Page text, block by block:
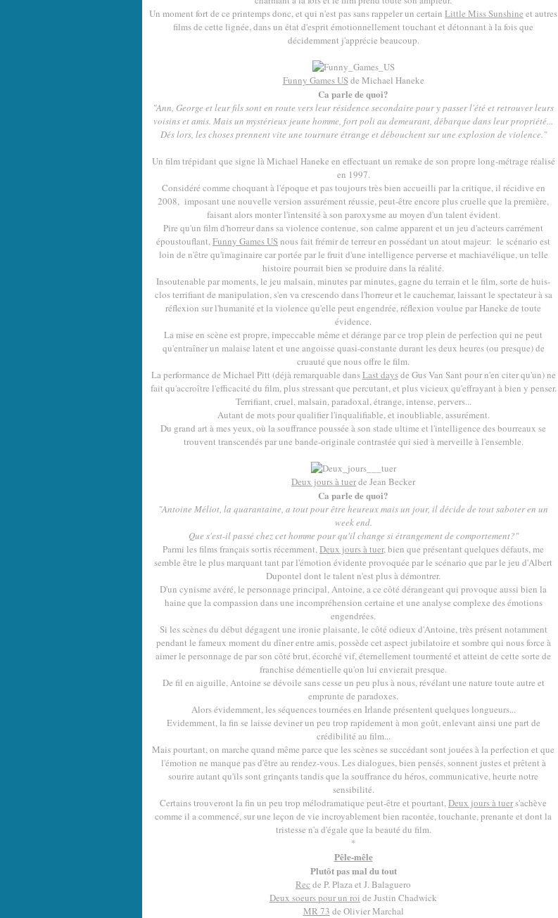
Un moment fort de ce printemps donc, et qui n'est pas sans rappeler un certain Little Miss Sunshine et autres
films de cette lignée, dans un état d'esprit émotionnellement touchant et détonnant à la fois que
décidemment j'apprécie beaucoup.
Funny Games USde Michael Haneke
Ca parle de quoi?
"Ann, George et leur fils sont en route vers leur résidence secondaire pour y passer l'été et retrouver leurs
voisins et amis. Mais un mystérieux jeune homme, fort poli au demeurant, débarque dans leur propriété...
Dés lors, les choses prennent vite une tournure étrange et débouchent sur une explosion de violence."
Un film trépidant que signe là Michael Haneke en effectuant un remake de son propre long-métrage réalisé
en 1997.
Considéré comme choquant à l'époque et pas toujours très bien accueilli par la critique, il récidive en
2008, imposant une nouvelle version assurément réussie, peut-être encore plus cruelle que la première,
faisant alors monter l'intensité à son paroxysme au moyen d'un talent évident.
Pire qu'un film d'horreur dans sa violence contenue, son calme apparent et un jeu d'acteurs carrément
époustouflant,Funny Games USnous fait frémir de terreur en possédant un atout majeur: le scénario est
loin de n'être qu'imaginaire car portée par le fruit d'une intelligence perverse et machiavélique, un telle
histoire pourrait bien se produire dans la réalité.
Insoutenable par moments, le jeu malsain, minutes par minutes, gagne du terrain et le film, sorte de huis-
clos terrifiant de manipulation, s'en va crescendo dans l'horreur et le cauchemar, laissant le spectateur à sa
réflexion sur l'humanité et la violence qu'elle peut engendrée, réflexion voulue par Haneke de toute
évidence.
La mise en scène est propre, impeccable même et dérange par ce trop plein de perfection qui ne peut
qu'entraîner un malaise latent et une angoisse quasi-constante durant les deux heures (ou presque) de
cruauté que nous offre le film.
La performance de Michael Pitt (déjà remarquable dansLast daysde Gus Van Sant pour n'en citer qu'un) ne
fait qu'accroître l'efficacité du film, plus stressant que percutant, et plus vicieux qu'effrayant à bien y penser.
Terrifiant, cruel, malsain, paradoxal, étrange, intense, pervers...
Autant de mots pour qualifier l'inqualifiable, et inoubliable, assurément.
Du grand art à mes yeux, où la souffrance poussée à son stade ultime et l'intelligence des bourreaux se
trouvent transcendés par une bande-originale contrastée qui sied à merveille à l'ensemble.
Deux jours à tuerde Jean Becker
Ca parle de quoi?
"Antoine Méliot, la quarantaine, a tout pour être heureux mais un jour, il décide de tout saboter en un
week end.
Que s'est-il passé chez cet homme pour qu'il change si étrangement de comportement?"
Parmi les films français sortis récemment,Deux jours à tuer, bien que présentant quelques défauts, me
semble être le plus marquant tant par l'émotion évidente provoquée par le scénario que par le jeu d'Albert
Dupontel dont le talent n'est plus à démontrer.
D'un cynisme avéré, le personnage principal, Antoine, a ce côté dérangeant qui provoque aussi bien la
haine que la compassion dans une incompréhension certaine et une analyse complexe des émotions
engendrées.
Si les scènes du début dégagent une ironie plaisante, le côté odieux d'Antoine, très présent notamment
pendant le fameux moment du dîner entre amis, possède cet aspect jubilatoire et sombre qui nous force à
aimer le personnage de par son côté brut, écorché vif, éternellement tourmenté et atteint de cette sorte de
franchise démentielle qu'on lui envierait presque.
De fil en aiguille, Antoine se dévoile sans cesse un peu plus à nous, révélant une nature toute autre et
emprunte de paradoxes.
Alors évidemment, les séquences tournées en Irlande présentent quelques longueurs...
Evidemment, la fin se laisse deviner un peu trop rapidement à mon goût, enlevant ainsi une part de
crédibilité au film...
Mais pourtant, on marche quand même parce que les scènes se succédant sont jouées à la perfection et que
l'émotion ne manque pas d'être au rendez-vous. Les dialogues, bien pensés, sonnent justes et prêtent à
sourire autant qu'ils sont grinçants tandis que la souffrance du héros, communicative, heurte notre
sensibilité.
Certains trouveront la fin un peu trop mélodramatique peut-être et pourtant,Deux jours à tuers'achève
comme il a commencé, sur une leçon de vie incroyablement bien racontée, touchante, prenante et dont la
tristesse n'a d'égale que la beauté du film.
*
Pêle-mêle
Plutôt pas mal du tout
Rec de P. Plaza et J. Balaguero
Deux soeurs pour un roi de Justin Chadwick
MR 73 de Olivier Marchal